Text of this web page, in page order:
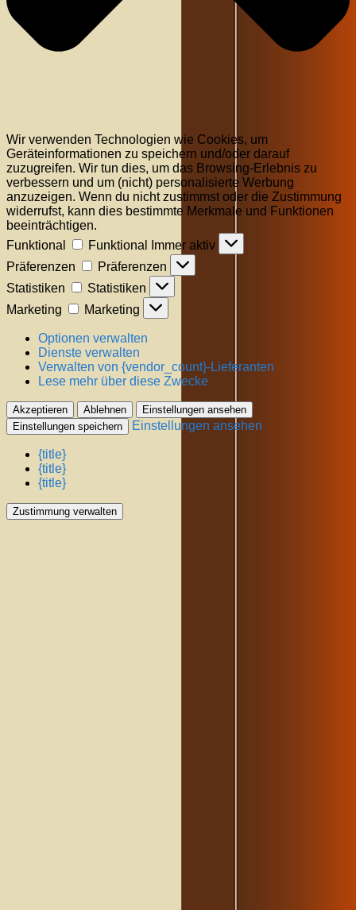
Wir verwenden Technologien wie Cookies, um
Geräteinformationen zu speichern und/oder darauf
zuzugreifen. Wir tun dies, um das Browsing-Erlebnis zu
verbessern und um (nicht) personalisierte Werbung
anzuzeigen. Wenn du nicht zustimmst oder die Zustimmung
widerrufst, kann dies bestimmte Merkmale und Funktionen
beeinträchtigen.
Funktional
Funktional
Immer aktiv
Präferenzen
Präferenzen
Statistiken
Statistiken
Marketing
Marketing
Optionen verwalten
Dienste verwalten
Verwalten von {vendor_count}-Lieferanten
Lese mehr über diese Zwecke
Akzeptieren Ablehnen
Einstellungen ansehen
Einstellungen speichern
Einstellungen ansehen
{title}
{title}
{title}
Zustimmung verwalten